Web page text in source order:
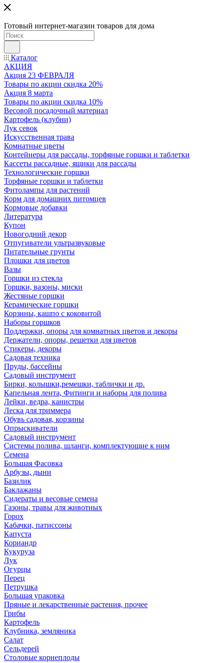
Готовый интернет-магазин товаров для дома
Каталог
АКЦИЯ
Акция 23 ФЕВРАЛЯ
Товары по акции скидка 20%
Акция 8 марта
Товары по акции скидка 10%
Весовой посадочный материал
Картофель (клубни)
Лук севок
Искусственная трава
Комнатные цветы
Контейнеры для рассады, торфяные горшки и таблетки
Кассеты рассадные, ящики для рассады
Технологические горшки
Торфяные горшки и таблетки
Фитолампы для растений
Корм для домашних питомцев
Кормовые добавки
Литература
Купон
Новогодний декор
Отпугиватели ультразвуковые
Питательные грунты
Плошки для цветов
Вазы
Горшки из стекла
Горшки, вазоны, миски
Жестяные горшки
Керамические горшки
Корзины, кашпо с коковитой
Наборы горшков
Поддержки, опоры для комнатных цветов и декоры
Держатели, опоры, решетки для цветов
Стикеры, декоры
Садовая техника
Пруды, бассейны
Садовый инструмент
Бирки, колышки,ремешки, таблички и др.
Капельная лента, Фитинги и наборы для полива
Лейки, ведра, канистры
Леска для триммера
Обувь садовая, корзины
Опрыскиватели
Садовый инструмент
Системы полива, шланги, комплектующие к ним
Семена
Большая Фасовка
Арбузы, дыни
Базилик
Баклажаны
Сидераты и весовые семена
Газоны, травы для животных
Горох
Кабачки, патиссоны
Капуста
Кориандр
Кукуруза
Лук
Огурцы
Перец
Петрушка
Большая упаковка
Пряные и лекарственные растения, прочее
Грибы
Картофель
Клубника, земляника
Салат
Сельдерей
Столовые корнеплоды